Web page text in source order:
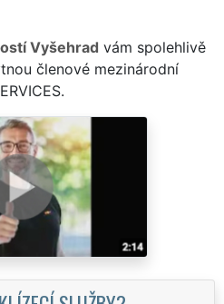
Vyšehrad vám spolehlivě
členové mezinárodní